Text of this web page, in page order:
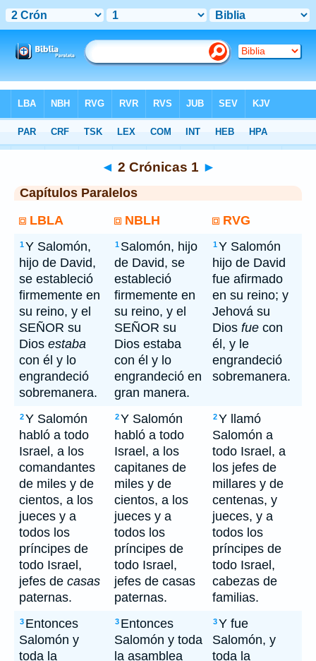
> 2 Crónicas 1
◄ 2 Crónicas 1 ►
Capítulos Paralelos
LBLA
NBLH RVG
1Y Salomón,
hijo de David,
se estableció
firmemente en
su reino, y el
SEÑOR su
Dios estaba
con él y lo
engrandeció
sobremanera.
1 Salomón, hijo
de David, se
estableció
firmemente en
su reino, y el
SEÑOR su
Dios estaba
con él y lo
engrandeció en
gran manera.
1Y Salomón
hijo de David
fue afirmado
en su reino; y
Jehová su
Dios fue con
él, y le
engrandeció
sobremanera.
2Y Salomón
habló a todo
Israel, a los
comandantes
de miles y de
cientos, a los
jueces y a
todos los
príncipes de
todo Israel,
jefes de casas
paternas.
2Y Salomón
habló a todo
Israel, a los
capitanes de
miles y de
cientos, a los
jueces y a
todos los
príncipes de
todo Israel,
jefes de casas
paternas.
2Y llamó
Salomón a
todo Israel, a
los jefes de
millares y de
centenas, y
jueces, y a
todos los
príncipes de
todo Israel,
cabezas de
familias.
3 Entonces
Salomón y
toda la
3 Entonces
Salomón y toda
la asamblea
3Y fue
Salomón, y
toda la